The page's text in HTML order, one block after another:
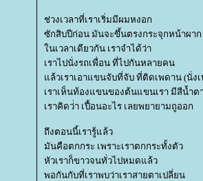
ช่วงเวลาที่เราเริ่มมีผมหงอก
ซักสิบปีก่อน มันจะขึ้นตรงกระจุกหน้าผาก
นเวลาเดียวกัน เราจำได้ว่า
เราไปนั่งรถเพื่อน ที่ไปกันหลายคน
ล้วเราเอาแขนจับที่จับ ที่ติดเพดาน (นั่งเ
เราเห็นท้องแขนของต้นแขนเรา มีสีน้ำต
เราคิดว่่า เปื้อนอะไร เลยพยายามถูออก
ถึงตอนนี้เรารู้แล้ว
มันคือตกกระ เพราะเราตกกระทั้งตัว
หัวเราก็ขาวจนทั่วไปหมดแล้ว
พอกันกับที่เราพบว่าเราสายตาเปลี่ยน